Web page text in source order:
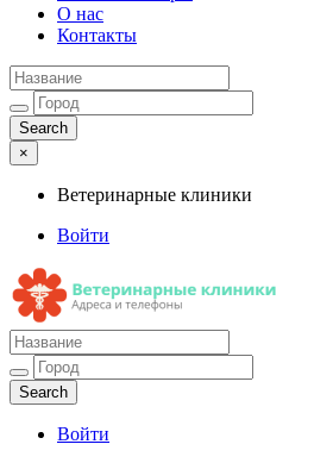
О нас
Контакты
×
Ветеринарные клиники
Войти
Ветеринарные клиники
Адреса и телефоны
Войти